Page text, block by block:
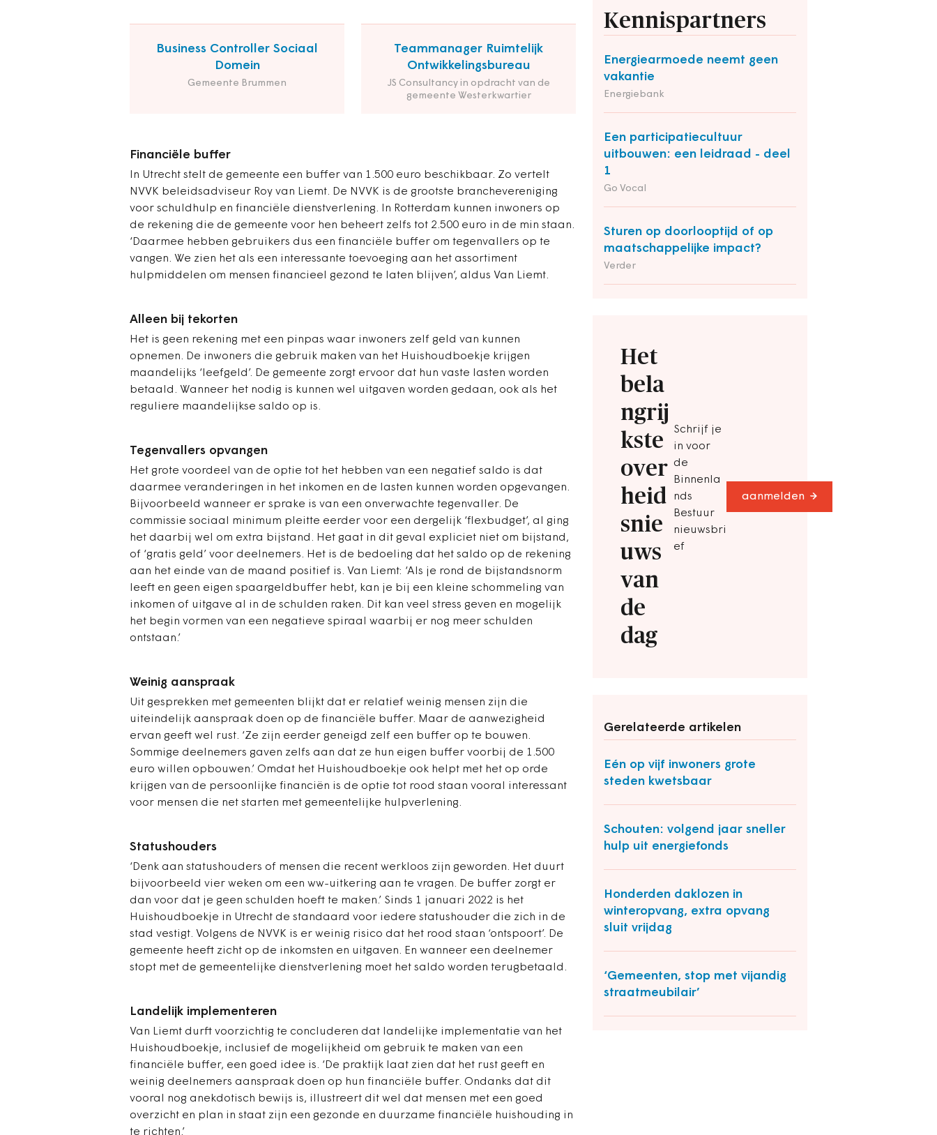
Business Controller Sociaal
Domein
Gemeente Brummen
Teammanager Ruimtelijk
Ontwikkelingsbureau
JS Consultancy in opdracht van de
gemeente Westerkwartier
Financiële buffer
In Utrecht stelt de gemeente een buffer van 1.500 euro beschikbaar. Zo vertelt
NVVK beleidsadviseur Roy van Liemt. De NVVK is de grootste branchevereniging
voor schuldhulp en financiële dienstverlening. In Rotterdam kunnen inwoners op
de rekening die de gemeente voor hen beheert zelfs tot 2.500 euro in de min staan.
‘Daarmee hebben gebruikers dus een financiële buffer om tegenvallers op te
vangen. We zien het als een interessante toevoeging aan het assortiment
hulpmiddelen om mensen financieel gezond te laten blijven’, aldus Van Liemt.
Kennispartners
Energiearmoede neemt geen
vakantie
Energiebank
Een participatiecultuur
uitbouwen: een leidraad - deel
1
Go Vocal
Sturen op doorlooptijd of op
maatschappelijke impact?
Verder
Het
bela
ngrij
kste
over
heid
snie
uws
van
de
dag
Schrijf je
in voor
de
Binnenla
nds
Bestuur
nieuwsbri
ef
aanmelden
Gerelateerde artikelen
Eén op vijf inwoners grote
steden kwetsbaar
Schouten: volgend jaar sneller
hulp uit energiefonds
Honderden daklozen in
winteropvang, extra opvang
sluit vrijdag
‘Gemeenten, stop met vijandig
straatmeubilair’
Alleen bij tekorten
Het is geen rekening met een pinpas waar inwoners zelf geld van kunnen
opnemen. De inwoners die gebruik maken van het Huishoudboekje krijgen
maandelijks ‘leefgeld’. De gemeente zorgt ervoor dat hun vaste lasten worden
betaald. Wanneer het nodig is kunnen wel uitgaven worden gedaan, ook als het
reguliere maandelijkse saldo op is.
Tegenvallers opvangen
Het grote voordeel van de optie tot het hebben van een negatief saldo is dat
daarmee veranderingen in het inkomen en de lasten kunnen worden opgevangen.
Bijvoorbeeld wanneer er sprake is van een onverwachte tegenvaller. De
commissie sociaal minimum pleitte eerder voor een dergelijk ‘flexbudget’, al ging
het daarbij wel om extra bijstand. Het gaat in dit geval expliciet niet om bijstand,
of ‘gratis geld’ voor deelnemers. Het is de bedoeling dat het saldo op de rekening
aan het einde van de maand positief is. Van Liemt: ‘Als je rond de bijstandsnorm
leeft en geen eigen spaargeldbuffer hebt, kan je bij een kleine schommeling van
inkomen of uitgave al in de schulden raken. Dit kan veel stress geven en mogelijk
het begin vormen van een negatieve spiraal waarbij er nog meer schulden
ontstaan.’
Weinig aanspraak
Uit gesprekken met gemeenten blijkt dat er relatief weinig mensen zijn die
uiteindelijk aanspraak doen op de financiële buffer. Maar de aanwezigheid
ervan geeft wel rust. ‘Ze zijn eerder geneigd zelf een buffer op te bouwen.
Sommige deelnemers gaven zelfs aan dat ze hun eigen buffer voorbij de 1.500
euro willen opbouwen.’ Omdat het Huishoudboekje ook helpt met het op orde
krijgen van de persoonlijke financiën is de optie tot rood staan vooral interessant
voor mensen die net starten met gemeentelijke hulpverlening.
Statushouders
‘Denk aan statushouders of mensen die recent werkloos zijn geworden. Het duurt
bijvoorbeeld vier weken om een ww-uitkering aan te vragen. De buffer zorgt er
dan voor dat je geen schulden hoeft te maken.’ Sinds 1 januari 2022 is het
Huishoudboekje in Utrecht de standaard voor iedere statushouder die zich in de
stad vestigt. Volgens de NVVK is er weinig risico dat het rood staan ‘ontspoort’. De
gemeente heeft zicht op de inkomsten en uitgaven. En wanneer een deelnemer
stopt met de gemeentelijke dienstverlening moet het saldo worden terugbetaald.
Landelijk implementeren
Van Liemt durft voorzichtig te concluderen dat landelijke implementatie van het
Huishoudboekje, inclusief de mogelijkheid om gebruik te maken van een
financiële buffer, een goed idee is. ‘De praktijk laat zien dat het rust geeft en
weinig deelnemers aanspraak doen op hun financiële buffer. Ondanks dat dit
vooral nog anekdotisch bewijs is, illustreert dit wel dat mensen met een goed
overzicht en plan in staat zijn een gezonde en duurzame financiële huishouding in
te richten.’